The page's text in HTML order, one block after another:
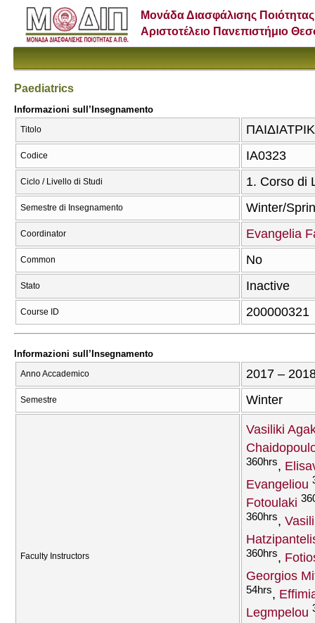
Μονάδα Διασφάλισης Ποιότητας
Αριστοτέλειο Πανεπιστήμιο
Paediatrics
Informazioni sull’Insegnamento
Titolo
Codice ΙΑ0323
Ciclo / Livello di Studi 1. Corso di
Semestre di Insegnamento Winter/
Coordinator Evangelia
Common No
Stato Inactive
Course ID 200000321
Informazioni sull’Insegnamento
Anno Accademico 2017 –
Semestre Winter
Faculty Instructors
Vasiliki
360hrs
Evangeliou
Fotoulaki
360hrs
360hrs
Georgios
54hrs
Legmpelou